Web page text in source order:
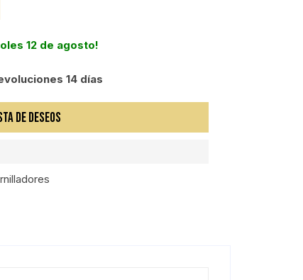
12 de agosto!
14 días
DE DESEOS